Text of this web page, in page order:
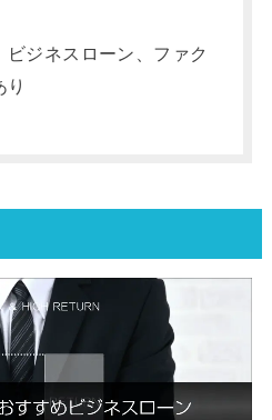
ビジネスローン、ファク
り